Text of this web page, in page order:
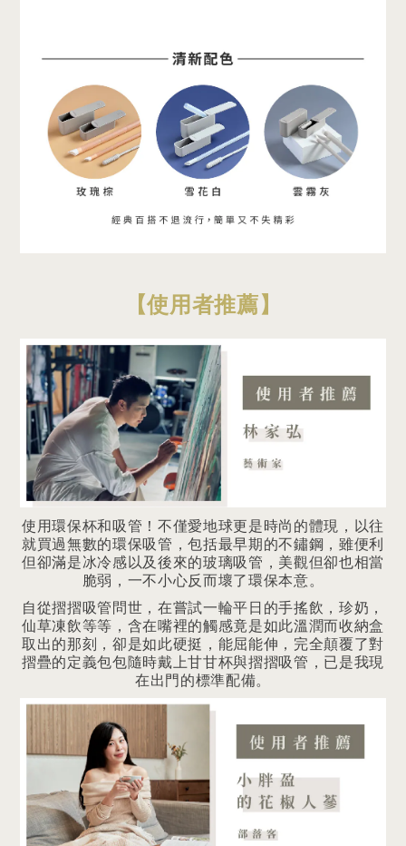
【使用者推薦】
使用環保杯和吸管！不僅愛地球更是時尚的體現，以往
就買過無數的環保吸管，包括最早期的不鏽鋼，雖便利
但卻滿是冰冷感以及後來的玻璃吸管，美觀但卻也相當
脆弱，一不小心反而壞了環保本意。
自從摺摺吸管問世，在嘗試一輪平日的手搖飲，珍奶，
仙草凍飲等等，含在嘴裡的觸感竟是如此溫潤而收納盒
取出的那刻，卻是如此硬挺，能屈能伸，完全顛覆了對
摺疊的定義包包隨時戴上甘甘杯與摺摺吸管，已是我現
在出門的標準配備。